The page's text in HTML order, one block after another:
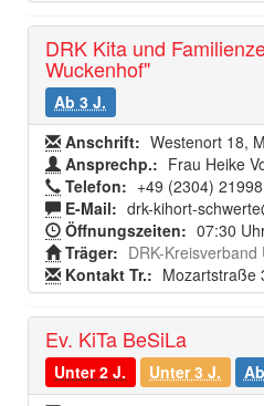
DRK Kita und
Wuckenhof"
Ab 3 J.
Anschrift: Westenort 18,
Ansprechp.: Frau Heike
Telefon: +49 (2304)
E-Mail: drk-kihort-
Öffnungszeiten: 07:30
Träger: DRK-Kreisverband
Kontakt Tr.: Mozartstraße
Ev. KiTa BeSiLa
Unter 2 J. Unter 3 J.